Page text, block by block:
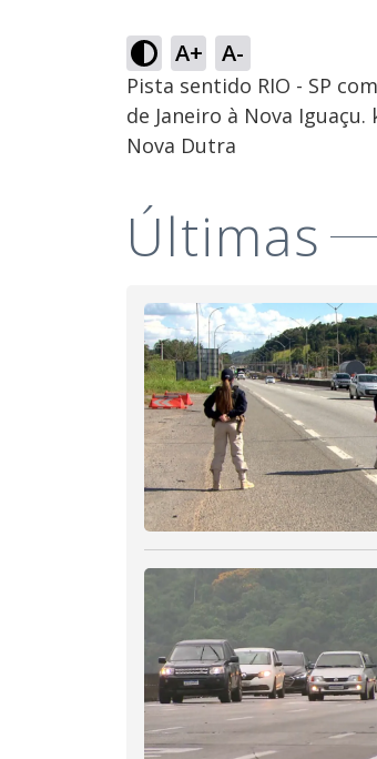
A+ A-
Pista sentido RIO - SP
de Janeiro à Nova
Nova Dutra
Últimas